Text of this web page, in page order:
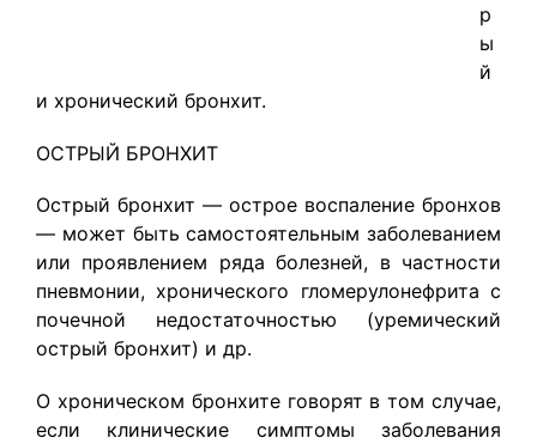
р
ы
й
и хронический бронхит.
ОСТРЫЙ БРОНХИТ
Острый бронхит — острое воспаление бронхов
— может быть самостоятельным заболеванием
или проявлением ряда болезней, в частности
пневмонии, хронического гломерулонефрита с
почечной недостаточностью (уремический
острый бронхит) и др.
О хроническом бронхите говорят в том случае,
если клинические симптомы заболевания